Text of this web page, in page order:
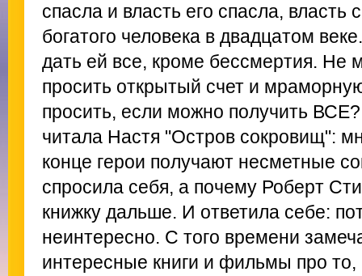
спасла и власть его спасла, власть
богатого человека в двадцатом
дать ей все, кроме бессмертия. Не
просить открытый счет и
просить, если можно получить
читала Настя "Остров сокровищ":
конце герои получают несметные
спросила себя, а почему Роберт
книжку дальше. И ответила себе:
неинтересно. С того времени
интересные книги и фильмы про то,